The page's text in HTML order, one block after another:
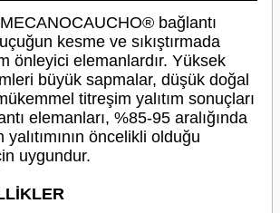
bağlantı
kesme ve sıkıştırmada
önleyici elemanlardır. Yüksek
büyük sapmalar, düşük doğal
titreşim yalıtım sonuçları
elemanları, %85-95 aralığında
öncelikli olduğu
uygundur.